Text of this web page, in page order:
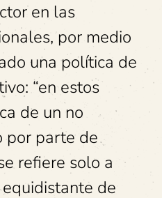
en las
por medio
una política de
“en estos
de un no
por parte de
refiere solo a
de